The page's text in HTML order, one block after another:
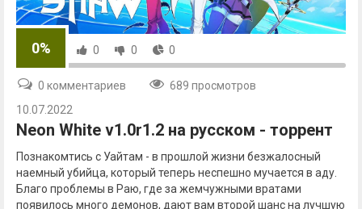
0% 0 0 0
0 комментариев
689 просмотров
10.07.2022
Neon White v1.0r1.2 на русском - торрент
Познакомтись с Уайтам - в прошлой жизни безжалосный
наемный убийца, который теперь неспешно мучается в аду.
Благо проблемы в Раю, где за жемчужными вратами
появилось много демонов, дают вам второй шанс на лучшую